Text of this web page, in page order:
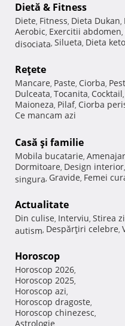
Dietă & Fitness
Diete, Fitness, Dieta Dukan,
Aerobic, Exercitii abdomen,
disociata, Silueta, Dieta
Reţete
Mancare, Paste, Ciorba,
Dulceata, Tocanita, Cocktail,
Maioneza, Pilaf, Ciorba
Ce mancam azi
Casă şi familie
Mobila bucatarie,
Dormitoare, Design interior,
singura, Gravide, Femei
Actualitate
Din culise, Interviu, Stirea
autism, Despărţiri celebre,
Horoscop
Horoscop 2026,
Horoscop 2025,
Horoscop azi,
Horoscop dragoste,
Horoscop chinezesc,
Astrologie